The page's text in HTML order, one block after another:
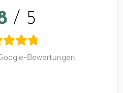
/ 5
Bewertungen